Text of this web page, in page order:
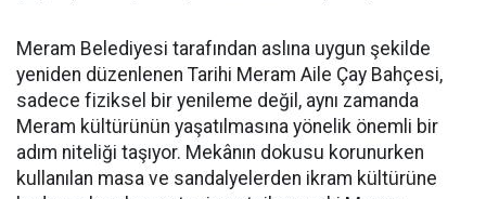
Meram Belediyesi tarafından aslına uygun şekilde
yeniden düzenlenen Tarihi Meram Aile Çay Bahçesi,
sadece fiziksel bir yenileme değil, aynı zamanda
Meram kültürünün yaşatılmasına yönelik önemli bir
adım niteliği taşıyor. Mekânın dokusu korunurken
kullanılan masa ve sandalyelerden ikram kültürüne